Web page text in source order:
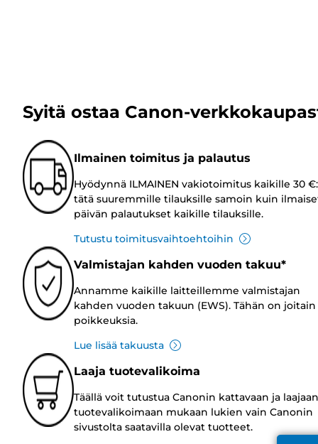
Syitä ostaa Canon-
Ilmainen toimitus ja palautus
Hyödynnä ILMAINEN vakiotoimitus kaikille 30
tätä suuremmille tilauksille samoin kuin
päivän palautukset kaikille tilauksille.
Tutustu toimitusvaihtoehtoihin
Valmistajan kahden vuoden takuu*
Annamme kaikille laitteillemme valmistajan
kahden vuoden takuun (EWS). Tähän on joitain
poikkeuksia.
Lue lisää takuusta
Laaja tuotevalikoima
Täällä voit tutustua Canonin kattavaan ja laajaan
tuotevalikoimaan mukaan lukien vain Canonin
sivustolta saatavilla olevat tuotteet.